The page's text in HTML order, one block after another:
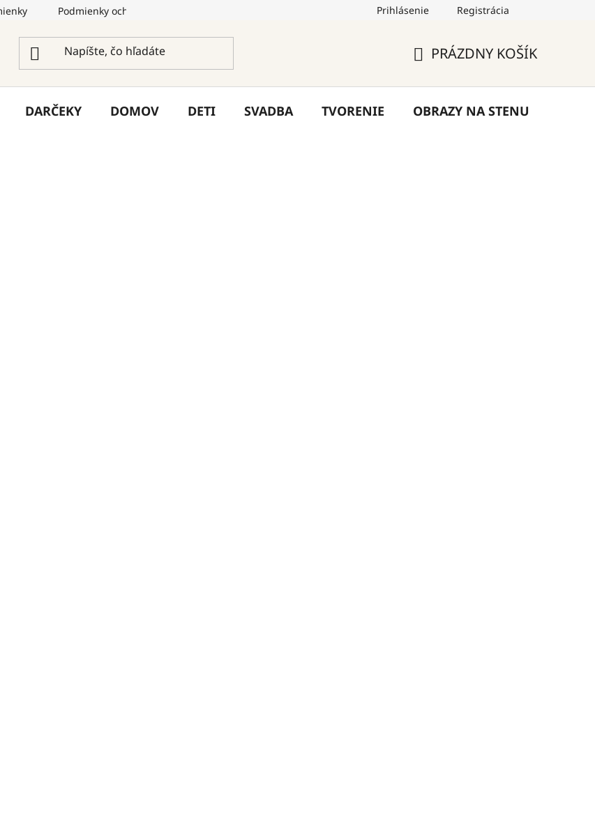
Podmienky ochrany osobných údajov Hodnotenie obchodu Blog Kontakty
Prihlásenie Registrácia
KOŠÍK
PRÁZDNY KOŠÍK
DARČEKY DOMOV DETI SVADBA TVORENIE OBRAZY NA STENU